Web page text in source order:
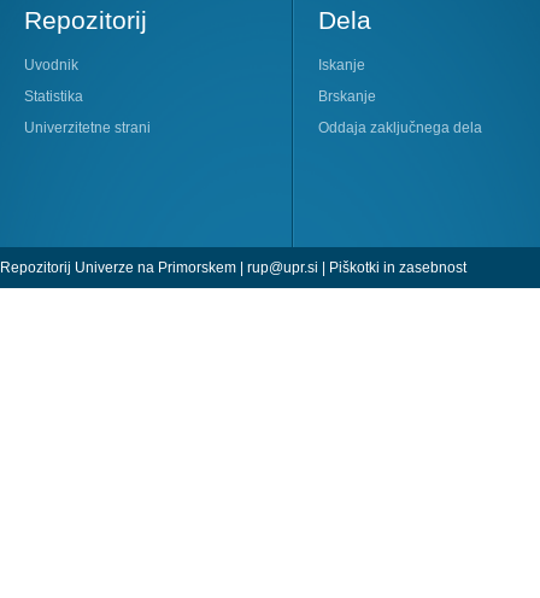
Repozitorij
Uvodnik
Statistika
Univerzitetne strani
Dela
Iskanje
Brskanje
Oddaja zaključnega dela
Repozitorij Univerze na Primorskem | rup@upr.si | Piškotki in zasebnost